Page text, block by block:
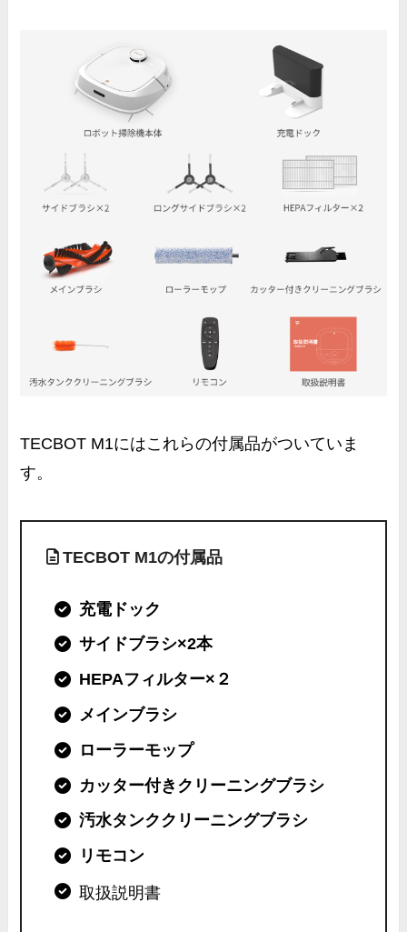
TECBOT M1にはこれらの付属品がついていま
す。
TECBOT M1の付属品
充電ドック
サイドブラシ×2本
HEPAフィルター×２
メインブラシ
ローラーモップ
カッター付きクリーニングブラシ
汚水タンククリーニングブラシ
リモコン
取扱説明書